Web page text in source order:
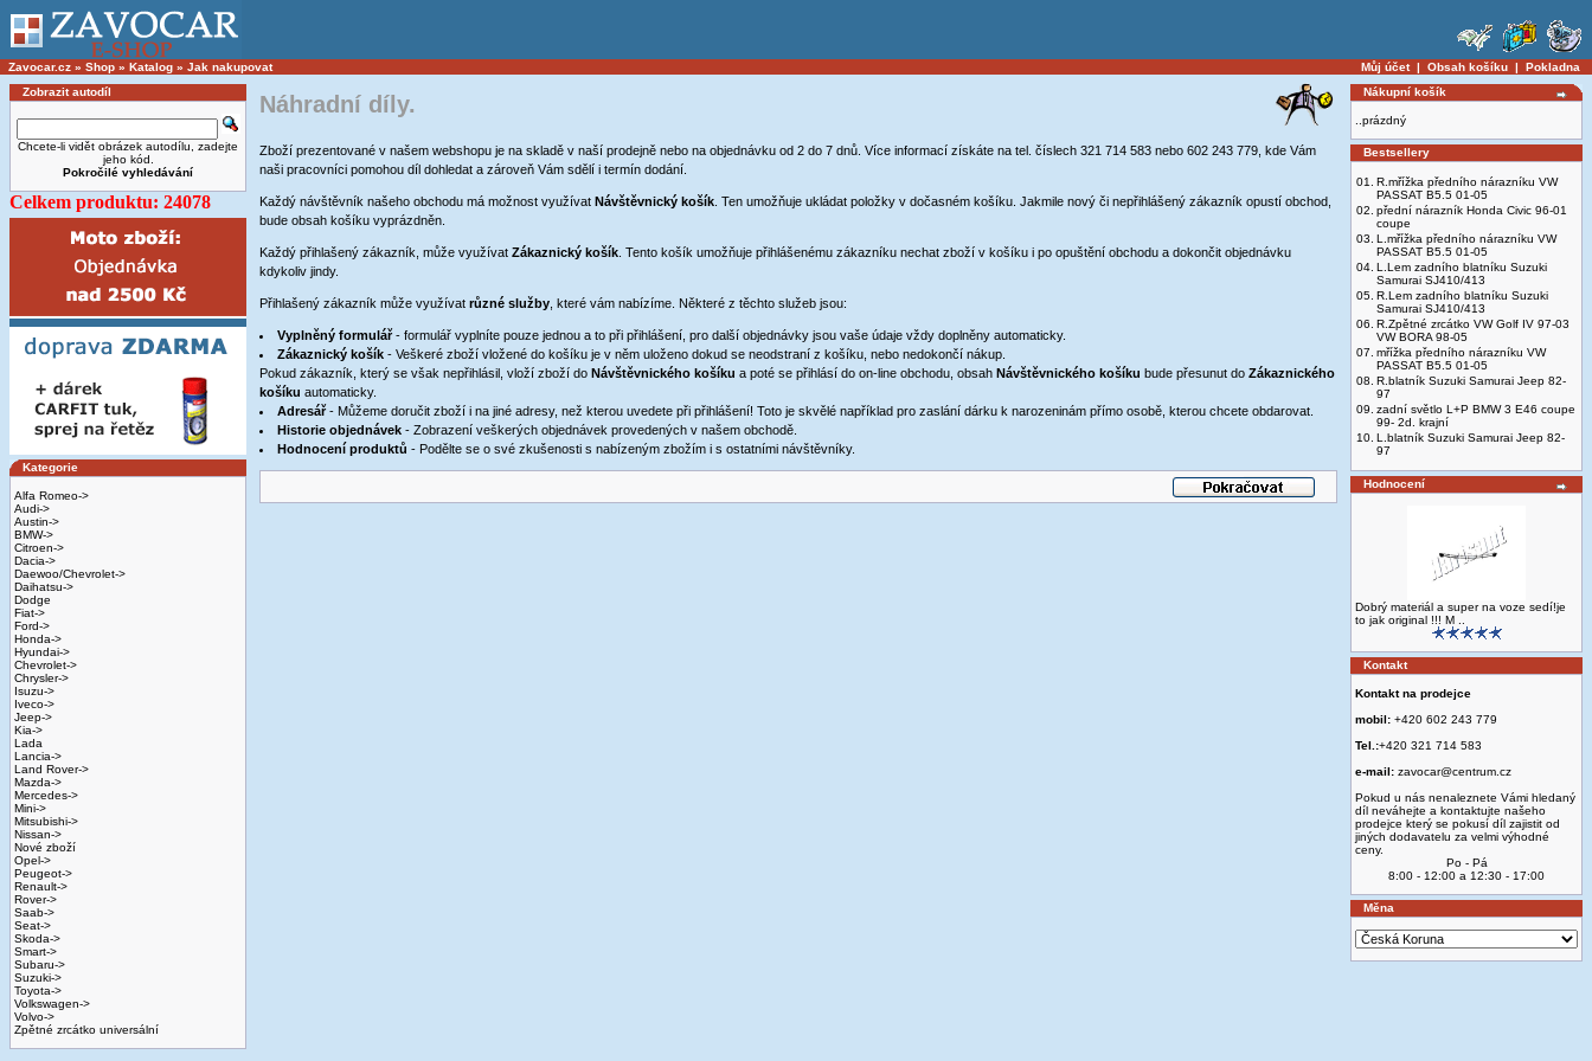
Zavocar.cz » Shop » Katalog » Jak nakupovat Můj účet| Obsah košíku | Pokladna
Zobrazit autodíl
Chcete-li vidět obrázek autodílu, zadejte
jeho kód.
Pokročilé vyhledávání
Celkem produktu: 24078
Kategorie
Alfa Romeo->
Audi->
Austin->
BMW->
Citroen->
Dacia->
Daewoo/Chevrolet->
Daihatsu->
Dodge
Fiat->
Ford->
Honda->
Hyundai->
Chevrolet->
Chrysler->
Isuzu->
Iveco->
Jeep->
Kia->
Lada
Lancia->
Land Rover->
Mazda->
Mercedes->
Mini->
Mitsubishi->
Nissan->
Nové zboží
Opel->
Peugeot->
Renault->
Rover->
Saab->
Seat->
Skoda->
Smart->
Subaru->
Suzuki->
Toyota->
Volkswagen->
Volvo->
Zpětné zrcátko universální
Náhradní díly.
Zboží prezentované v našem webshopu je na skladě v naší prodejně nebo na objednávku od 2 do 7 dnů. Více informací získáte na tel. číslech 321 714 583 nebo 602 243 779, kde Vám
naši pracovníci pomohou díl dohledat a zároveň Vám sdělí i termín dodání.
Každý návštěvník našeho obchodu má možnost využívat Návštěvnický košík . Ten umožňuje ukládat položky v dočasném košíku. Jakmile nový či nepřihlášený zákazník opustí obchod,
bude obsah košíku vyprázdněn.
Každý přihlašený zákazník, může využívat Zákaznický košík . Tento košík umožňuje přihlášenému zákazníku nechat zboží v košíku i po opuštění obchodu a dokončit objednávku
kdykoliv jindy.
Přihlašený zákazník může využívat různé služby , které vám nabízíme. Některé z těchto služeb jsou:
Vyplněný formulář- formulář vyplníte pouze jednou a to při přihlášení, pro další objednávky jsou vaše údaje vždy doplněny automaticky.
Zákaznický košík - Veškeré zboží vložené do košíku je v něm uloženo dokud se neodstraní z košíku, nebo nedokončí nákup.
Pokud zákazník, který se však nepřihlásil, vloží zboží do Návštěvnického košíku a poté se přihlásí do on-line obchodu, obsah Návštěvnického košíku bude přesunut do Zákaznického
košíku automaticky.
Adresář- Můžeme doručit zboží i na jiné adresy, než kterou uvedete při přihlášení! Toto je skvělé například pro zaslání dárku k narozeninám přímo osobě, kterou chcete obdarovat.
Historie objednávek - Zobrazení veškerých objednávek provedených v našem obchodě.
Hodnocení produktů - Podělte se o své zkušenosti s nabízeným zbožím i s ostatními návštěvníky.
Nákupní košík
..prázdný
Bestsellery
01.
R.mřížka předního nárazníku VW
PASSAT B5.5 01-05
02. přední nárazník Honda Civic 96-01
coupe
03. L.mřížka předního nárazníku VW
PASSAT B5.5 01-05
04. L.Lem zadního blatníku Suzuki
Samurai SJ410/413
05. R.Lem zadního blatníku Suzuki
Samurai SJ410/413
06. R.Zpětné zrcátko VW Golf IV 97-03
VW BORA 98-05
07. mřížka předního nárazníku VW
PASSAT B5.5 01-05
08. R.blatník Suzuki Samurai Jeep 82-
97
09. zadní světlo L+P BMW 3 E46 coupe
99- 2d. krajní
10. L.blatník Suzuki Samurai Jeep 82-
97
Hodnocení
Dobrý materiál a super na voze sedí!je
to jak original !!! M ..
Kontakt
Kontakt na prodejce
mobil: +420 602 243 779
Tel.:+420 321 714 583
e-mail: zavocar@centrum.cz
Pokud u nás nenaleznete Vámi hledaný
díl neváhejte a kontaktujte našeho
prodejce který se pokusí díl zajistit od
jiných dodavatelu za velmi výhodné
ceny.
Po - Pá
8:00 - 12:00 a 12:30 - 17:00
Měna